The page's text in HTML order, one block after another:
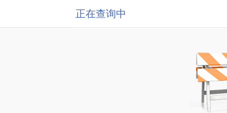
正在查询中